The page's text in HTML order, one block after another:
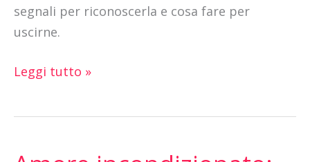
segnali per riconoscerla e cosa fare per
uscirne.
Leggi tutto »
Amore